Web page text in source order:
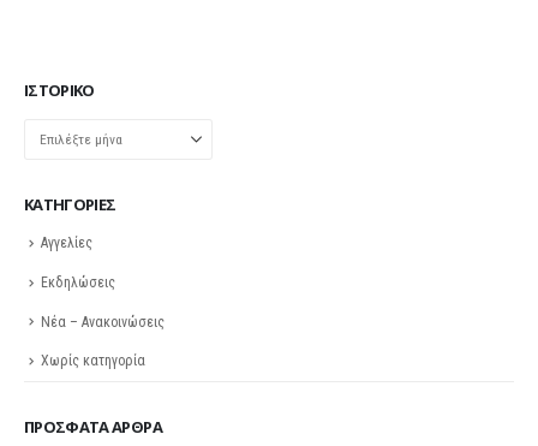
ΙΣΤΟΡΙΚΌ
Ιστορικό
KΑΤΗΓΟΡΊΕΣ
Αγγελίες
Εκδηλώσεις
Νέα – Ανακοινώσεις
Χωρίς κατηγορία
ΠΡΌΣΦΑΤΑ ΆΡΘΡΑ